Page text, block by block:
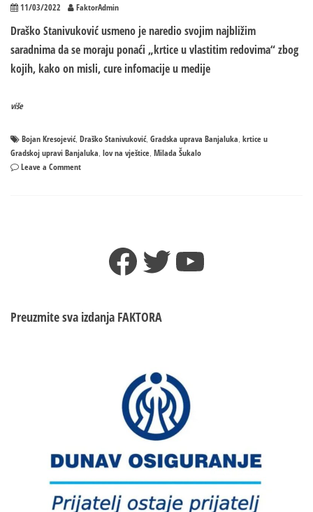
11/03/2022 FaktorAdmin
Draško Stanivuković usmeno je naredio svojim najbližim
saradnima da se moraju ponaći „krtice u vlastitim redovima“ zbog
kojih, kako on misli, cure infomacije u medije
više
Bojan Kresojević, Draško Stanivuković, Gradska uprava Banjaluka, krtice u
Gradskoj upravi Banjaluka, lov na vještice, Milada Šukalo
Leave a Commenton
Facebook
TwitterYouTube
Preuzmite sva izdanja FAKTORA